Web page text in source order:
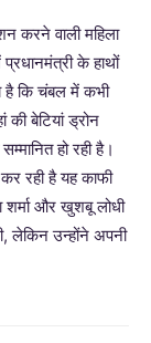
करने वाली महिला
के हाथों
है कि चंबल में कभी
बेटियां ड्रोन
हो रही है।
रही है यह काफी
शर्मा और खुशबू लोधी
लेकिन उन्होंने अपनी